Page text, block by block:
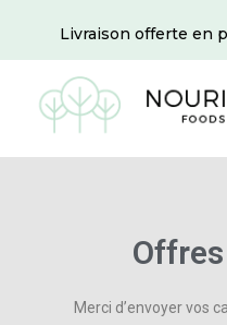
Livraison offerte en
Merci d’envoyer vos